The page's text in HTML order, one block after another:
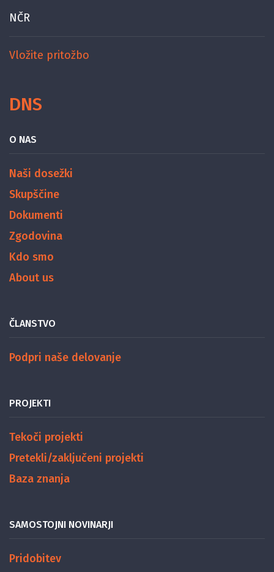
NČR
Vložite pritožbo
DNS
O NAS
Naši dosežki
Skupščine
Dokumenti
Zgodovina
Kdo smo
About us
ČLANSTVO
Podpri naše delovanje
PROJEKTI
Tekoči projekti
Pretekli/zaključeni projekti
Baza znanja
SAMOSTOJNI NOVINARJI
Pridobitev